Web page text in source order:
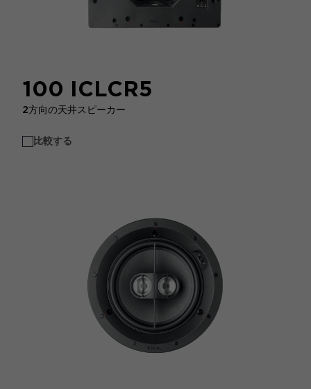
100 ICLCR5
2方向の天井スピーカー
比較する